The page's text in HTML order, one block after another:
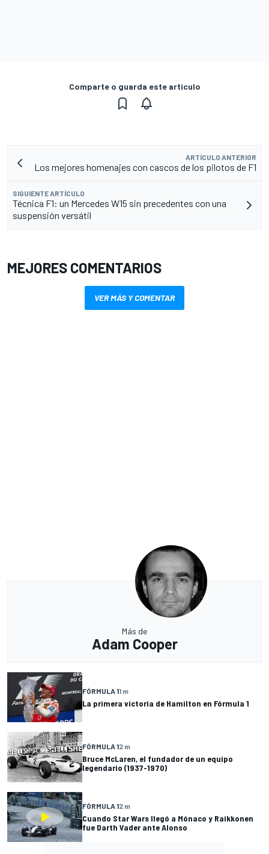
Comparte o guarda este artículo
ARTÍCULO ANTERIOR
Los mejores homenajes con cascos de los pilotos de F1
SIGUIENTE ARTÍCULO
Técnica F1: un Mercedes W15 sin precedentes con una
suspensión versátil
MEJORES COMENTARIOS
VER MÁS Y COMENTAR
Más de
Adam Cooper
FÓRMULA 11 m
La primera victoria de Hamilton en Fórmula 1
FÓRMULA 12 m
Bruce McLaren, el fundador de un equipo
legendario (1937-1970)
FÓRMULA 12 m
Cuando Star Wars llegó a Mónaco y Raikkonen
fue Darth Vader ante Alonso